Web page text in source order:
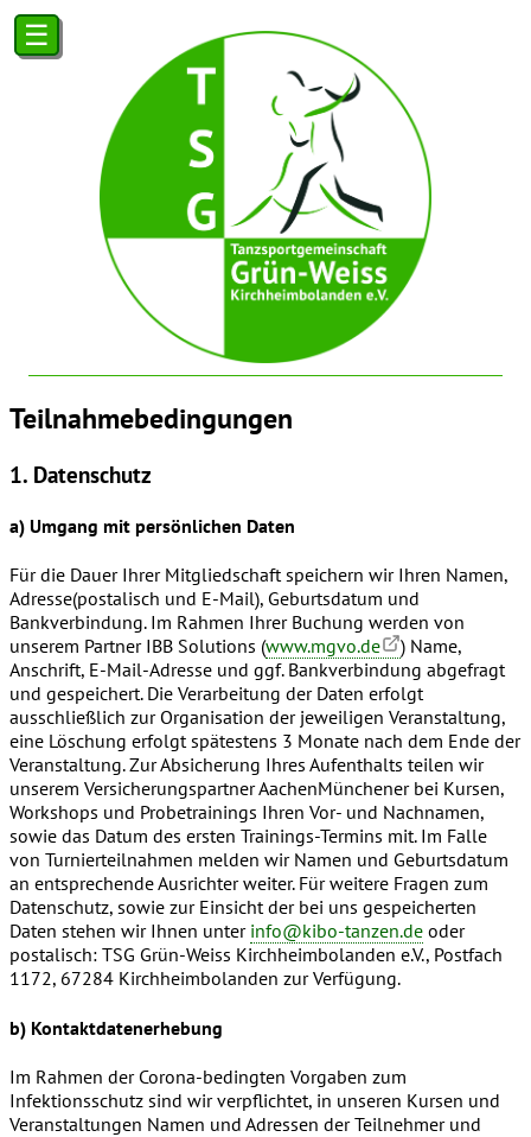
☰
Teilnahmebedingungen
1. Datenschutz
a) Umgang mit persönlichen Daten
Für die Dauer Ihrer Mitgliedschaft speichern wir Ihren Namen,
Adresse(postalisch und E-Mail), Geburtsdatum und
Bankverbindung. Im Rahmen Ihrer Buchung werden von
unserem Partner IBB Solutions (www.mgvo.de
) Name,
Anschrift, E-Mail-Adresse und ggf. Bankverbindung abgefragt
und gespeichert. Die Verarbeitung der Daten erfolgt
ausschließlich zur Organisation der jeweiligen Veranstaltung,
eine Löschung erfolgt spätestens 3 Monate nach dem Ende der
Veranstaltung. Zur Absicherung Ihres Aufenthalts teilen wir
unserem Versicherungspartner AachenMünchener bei Kursen,
Workshops und Probetrainings Ihren Vor- und Nachnamen,
sowie das Datum des ersten Trainings-Termins mit. Im Falle
von Turnierteilnahmen melden wir Namen und Geburtsdatum
an entsprechende Ausrichter weiter. Für weitere Fragen zum
Datenschutz, sowie zur Einsicht der bei uns gespeicherten
Daten stehen wir Ihnen unter info@kibo-tanzen.de oder
postalisch: TSG Grün-Weiss Kirchheimbolanden e.V., Postfach
1172, 67284 Kirchheimbolanden zur Verfügung.
b) Kontaktdatenerhebung
Im Rahmen der Corona-bedingten Vorgaben zum
Infektionsschutz sind wir verpflichtet, in unseren Kursen und
Veranstaltungen Namen und Adressen der Teilnehmer und